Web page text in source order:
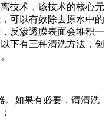
技术，该技术的核心元
可以有效除去原水中的
反渗透膜表面会堆积一
下有三种清洗方法，创
。如果有必要，请清洗